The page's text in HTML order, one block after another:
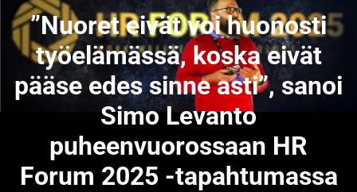
”Nuoret eivät voi huonosti
työelämässä, koska eivät
pääse edes sinne asti”, sanoi
Simo Levanto
puheenvuorossaan HR
Forum 2025 -tapahtumassa